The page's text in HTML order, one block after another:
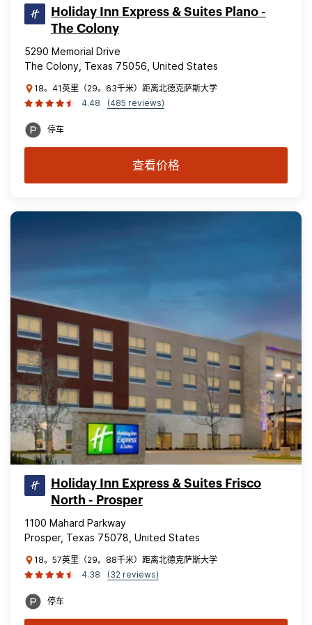
Holiday Inn Express & Suites Plano -
The Colony
5290 Memorial Drive
The Colony, Texas 75056, United States
18。41英里（29。63千米）距离北德克萨斯大学
4.48
(485 reviews)
停车
查看价格
Holiday Inn Express & Suites Frisco
North - Prosper
1100 Mahard Parkway
Prosper, Texas 75078, United States
18。57英里（29。88千米）距离北德克萨斯大学
4.38
(32 reviews)
停车